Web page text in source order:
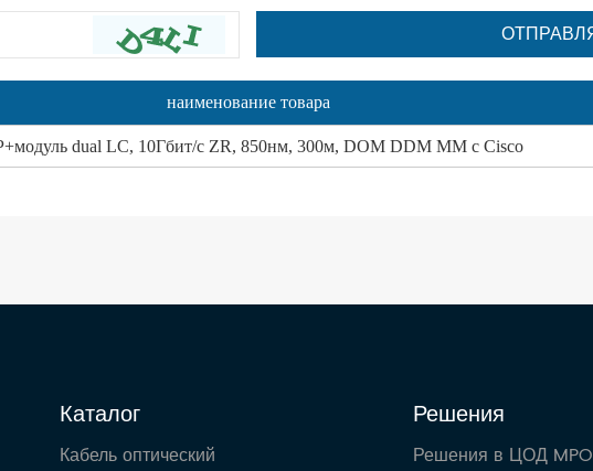
наименование товара
dual LC, 10Гбит/с ZR, 850нм, 300м, DOM DDM MM с Cisco
Каталог
Кабель оптический
Решения
Решения в ЦОД MPO